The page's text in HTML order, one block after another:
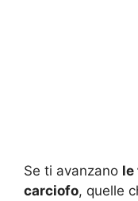
Se ti avanzano le
carciofo, quelle